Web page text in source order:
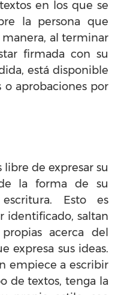
en los que se
la persona que
manera, al terminar
firmada con su
está disponible
aprobaciones por
de expresar su
la forma de su
Esto es
identificado, saltan
acerca del
expresa sus ideas.
empiece a escribir
de textos, tenga la